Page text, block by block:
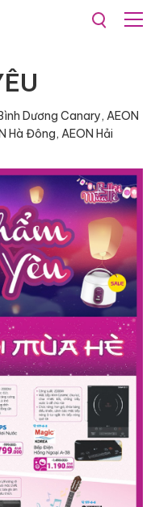
Dương Canary, AEON
Hà Đông, AEON Hải